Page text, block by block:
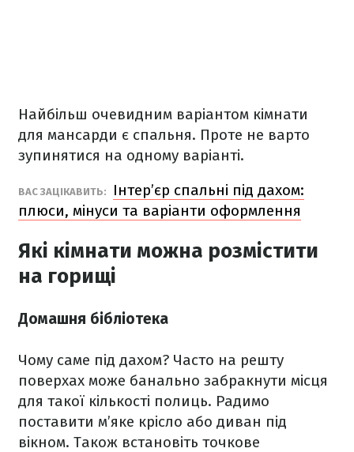
Найбільш очевидним варіантом кімнати
для мансарди є спальня. Проте не варто
зупинятися на одному варіанті.
ВАС ЗАЦІКАВИТЬ:
Інтер’єр спальні під дахом:
плюси, мінуси та варіанти оформлення
Які кімнати можна розмістити
на горищі
Домашня бібліотека
Чому саме під дахом? Часто на решту
поверхах може банально забракнути місця
для такої кількості полиць. Радимо
поставити м’яке крісло або диван під
вікном. Також встановіть точкове